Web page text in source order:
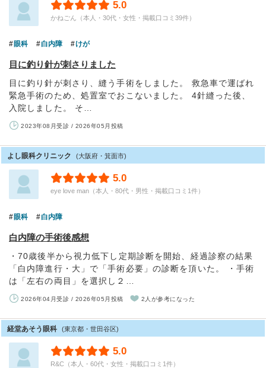
5.0
かねごん（本人・30代・女性・掲載口コミ39件）
眼科 白内障 けが
目に釣り針が刺さりました
目に釣り針が刺さり、縫う手術をしました。 救急車で運ばれ
緊急手術のため、処置室でおこないました。 4針縫った後、
入院しました。 そ…
2023年08月受診 / 2026年05月投稿
よし眼科クリニック (大阪府・箕面市)
5.0
eye love man（本人・80代・男性・掲載口コミ1件）
眼科 白内障
白内障の手術後感想
・70歳後半から視力低下し定期診断を開始、経過診察の結果
「白内障進行・大」で「手術必要」の診断を頂いた。 ・手術
は「左右の両目」を選択し２…
2026年04月受診 / 2026年05月投稿 2人が参考になった
経堂あそう眼科 (東京都・世田谷区)
5.0
R&C（本人・60代・女性・掲載口コミ1件）